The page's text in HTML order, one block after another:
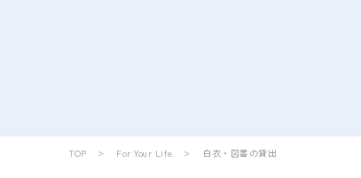
TOP For Your Life 白衣・図書の貸出